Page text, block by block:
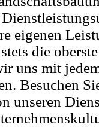
eigenen
die
uns mit
Besuchen
unseren